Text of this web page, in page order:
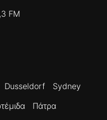
FM
Dusseldorf
Sydney
Πάτρα